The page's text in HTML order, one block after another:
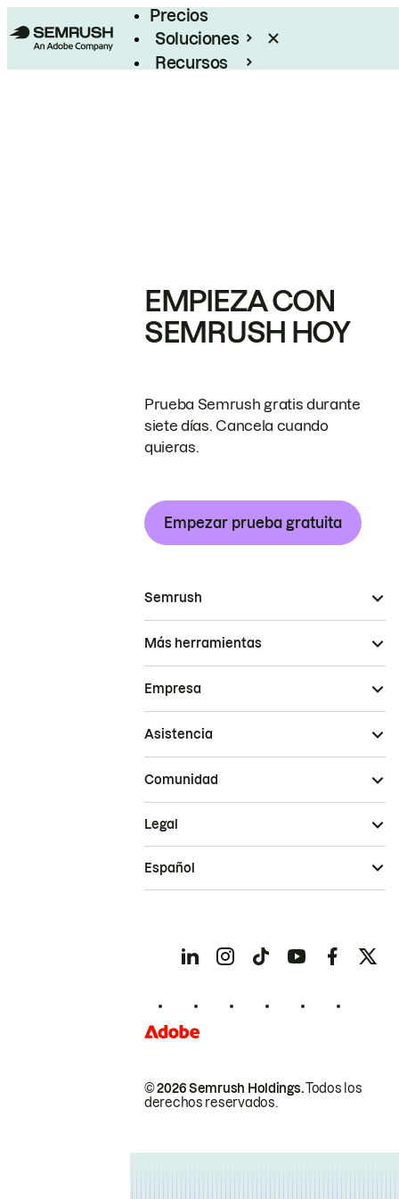
Precios
Soluciones
Recursos
EMPIEZA CON
SEMRUSH HOY
Prueba Semrush gratis durante
siete días. Cancela cuando
quieras.
Empezar prueba gratuita
Semrush
Más herramientas
Empresa
Asistencia
Comunidad
© 2026 Semrush Holdings.Todos los
derechos reservados.
Legal
Español